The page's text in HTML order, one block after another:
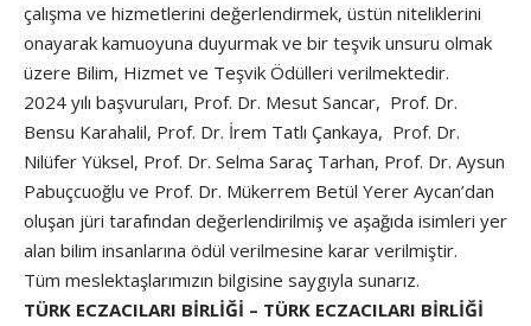
çalışma ve hizmetlerini değerlendirmek, üstün niteliklerini
onayarak kamuoyuna duyurmak ve bir teşvik unsuru olmak
üzere Bilim, Hizmet ve Teşvik Ödülleri verilmektedir.
2024 yılı başvuruları, Prof. Dr. Mesut Sancar, Prof. Dr.
Bensu Karahalil, Prof. Dr. İrem Tatlı Çankaya, Prof. Dr.
Nilüfer Yüksel, Prof. Dr. Selma Saraç Tarhan, Prof. Dr. Aysun
Pabuçcuoğlu ve Prof. Dr. Mükerrem Betül Yerer Aycan’dan
oluşan jüri tarafından değerlendirilmiş ve aşağıda isimleri yer
alan bilim insanlarına ödül verilmesine karar verilmiştir.
Tüm meslektaşlarımızın bilgisine saygıyla sunarız.
TÜRK ECZACILARI BİRLİĞİ – TÜRK ECZACILARI BİRLİĞİ